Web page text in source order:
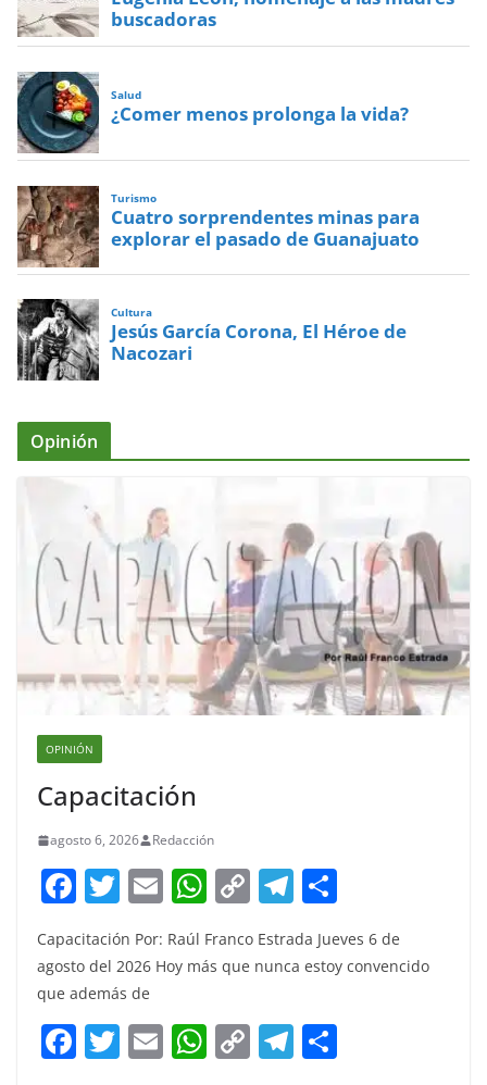
buscadoras
Salud
¿Comer menos prolonga la vida?
Turismo
Cuatro sorprendentes minas para
explorar el pasado de Guanajuato
Cultura
Jesús García Corona, El Héroe de
Nacozari
Opinión
OPINIÓN
Capacitación
agosto 6, 2026 Redacción
F
a
c
e
b
o
T
itt
er
E
m
ai
W
at
A
p
C
p
Li
n
T
el
e
a
m
ar
e
Capacitación Por: Raúl Franco Estrada Jueves 6 de
agosto del 2026 Hoy más que nunca estoy convencido
que además de
F T E W C T